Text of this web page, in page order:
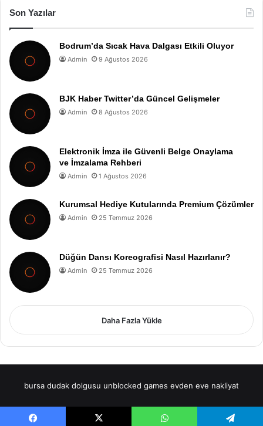
Son Yazılar
Bodrum’da Sıcak Hava Dalgası Etkili Oluyor
Admin 9 Ağustos 2026
BJK Haber Twitter’da Güncel Gelişmeler
Admin 8 Ağustos 2026
Elektronik İmza ile Güvenli Belge Onaylama
ve İmzalama Rehberi
Admin 1 Ağustos 2026
Kurumsal Hediye Kutularında Premium Çözümler
Admin 25 Temmuz 2026
Düğün Dansı Koreografisi Nasıl Hazırlanır?
Admin 25 Temmuz 2026
Daha Fazla Yükle
bursa dudak dolgusu unblocked games evden eve nakliyat